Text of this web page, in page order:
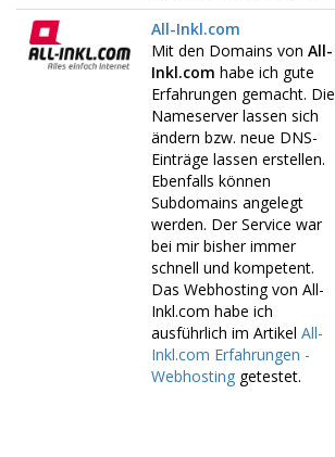
All-Inkl.com
Mit den Domains von All-
Inkl.com habe ich gute
Erfahrungen gemacht. Die
Nameserver lassen sich
ändern bzw. neue DNS-
Einträge lassen erstellen.
Ebenfalls können
Subdomains angelegt
werden. Der Service war
bei mir bisher immer
schnell und kompetent.
Das Webhosting von All-
Inkl.com habe ich
ausführlich im Artikel All-
Inkl.com Erfahrungen -
Webhosting getestet.